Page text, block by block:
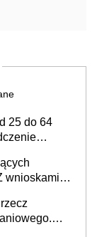
25 do 64
wnioskami